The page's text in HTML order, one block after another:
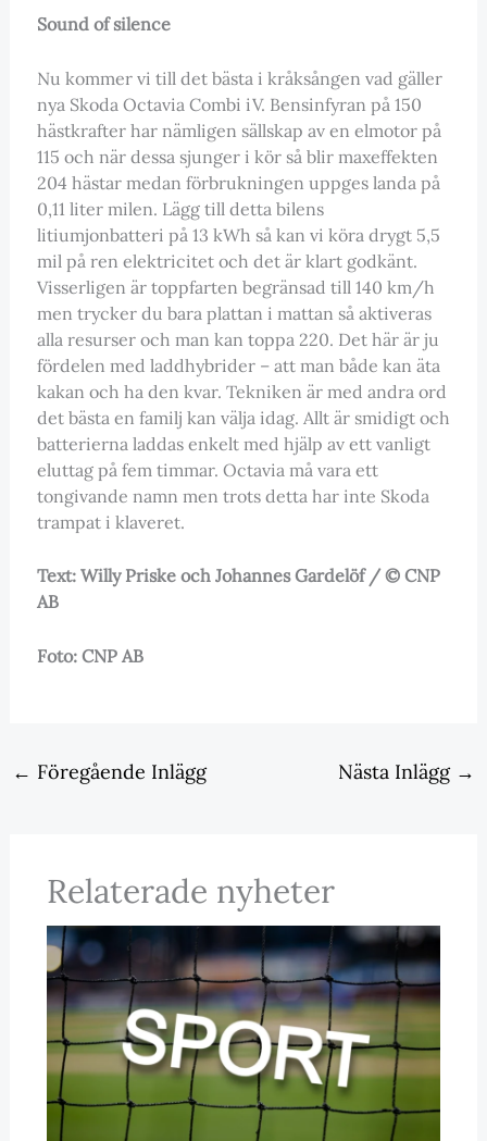
Sound of silence
Nu kommer vi till det bästa i kråksången vad gäller
nya Skoda Octavia Combi iV. Bensinfyran på 150
hästkrafter har nämligen sällskap av en elmotor på
115 och när dessa sjunger i kör så blir maxeffekten
204 hästar medan förbrukningen uppges landa på
0,11 liter milen. Lägg till detta bilens
litiumjonbatteri på 13 kWh så kan vi köra drygt 5,5
mil på ren elektricitet och det är klart godkänt.
Visserligen är toppfarten begränsad till 140 km/h
men trycker du bara plattan i mattan så aktiveras
alla resurser och man kan toppa 220. Det här är ju
fördelen med laddhybrider – att man både kan äta
kakan och ha den kvar. Tekniken är med andra ord
det bästa en familj kan välja idag. Allt är smidigt och
batterierna laddas enkelt med hjälp av ett vanligt
eluttag på fem timmar. Octavia må vara ett
tongivande namn men trots detta har inte Skoda
trampat i klaveret.
Text: Willy Priske och Johannes Gardelöf / © CNP
AB
Foto: CNP AB
← Föregående Inlägg Nästa Inlägg →
Relaterade nyheter